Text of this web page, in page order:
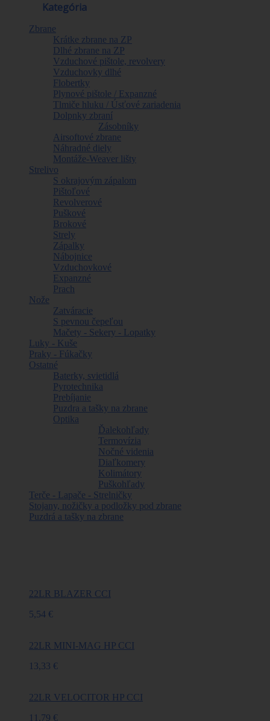
Kategória
Zbrane
Krátke zbrane na ZP
Dlhé zbrane na ZP
Vzduchové pištole, revolvery
Vzduchovky dlhé
Flobertky
Plynové pištole / Expanzné
Tlmiče hluku / Úsťové zariadenia
Dolpnky zbraní
Zásobníky
Airsoftové zbrane
Náhradné diely
Montáže-Weaver lišty
Strelivo
S okrajovým zápalom
Pištoľové
Revolverové
Puškové
Brokové
Strely
Zápalky
Nábojnice
Vzduchovkové
Expanzné
Prach
Nože
Zatváracie
S pevnou čepeľou
Mačety - Sekery - Lopatky
Luky - Kuše
Praky - Fúkačky
Ostatné
Baterky, svietidlá
Pyrotechnika
Prebíjanie
Puzdra a tašky na zbrane
Optika
Ďalekohľady
Termovízia
Nočné videnia
Diaľkomery
Kolimátory
Puškohľady
Terče - Lapače - Strelničky
Stojany, nožičky a podložky pod zbrane
Puzdrá a tašky na zbrane
22LR BLAZER CCI
5,54 €
22LR MINI-MAG HP CCI
13,33 €
22LR VELOCITOR HP CCI
11,79 €